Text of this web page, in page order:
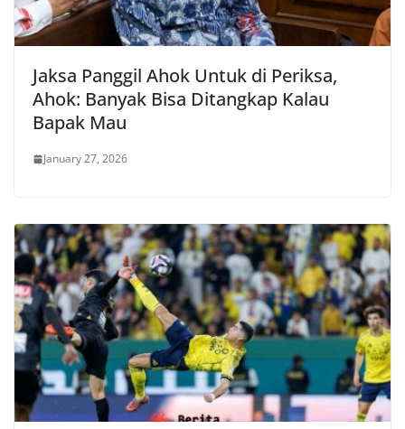
Jaksa Panggil Ahok Untuk di Periksa,
Ahok: Banyak Bisa Ditangkap Kalau
Bapak Mau
January 27, 2026